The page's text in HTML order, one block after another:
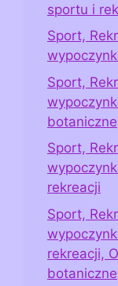
sportu i
Sport,
Sport,
botaniczne
Sport,
rekreacji
Sport,
rekreacji,
botaniczne